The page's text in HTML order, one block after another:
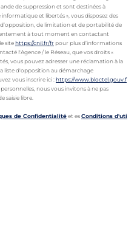
de suppression et sont destinées à
et libertés », vous disposez des
de limitation et de portabilité de
à tout moment en contactant
sitehttps://cnil.fr/fr pour plus d’informations
l'Agence / le Réseau, que vos droits «
vous pouvez adresser une réclamation à la
liste d'opposition au démarchage
vous inscrire ici :https://www.bloctel.gouv.f
nous vous invitons à ne pas
saisie libre.
de Confidentialitéet esConditions d'uti